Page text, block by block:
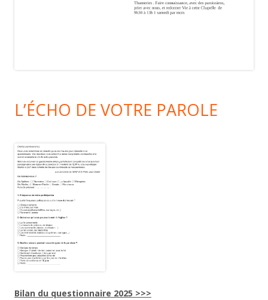
L’ÉCHO DE VOTRE PAROLE
Bilan du questionnaire 2025 >>>